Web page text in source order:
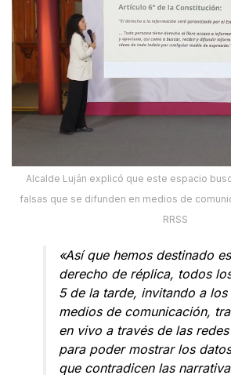
Alcalde Luján explicó que este espacio
falsas que se difunden en medios de
RRSS
«Así que hemos destinado
derecho de réplica, todos
5 de la tarde, invitando a
medios de comunicación,
en vivo a través de las
para poder mostrar los
que contradicen las